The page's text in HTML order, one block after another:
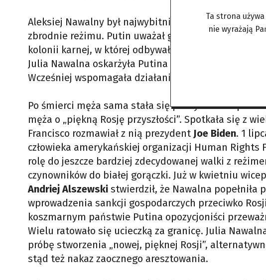
Aleksiej Nawalny był najwybitniejszym rosyjskim
zbrodnie reżimu. Putin uważał go za osobistego
kolonii karnej, w której odbywał wyrok 19 lat,
Julia Nawalna oskarżyła Putina o to, że „torturował,
Wcześniej wspomagała działania Aleksieja, ale
Po śmierci męża sama stała się politykiem.
męża o „piękną Rosję przyszłości”. Spotkała się z
Francisco rozmawiał z nią prezydent Joe Biden. 1
człowieka amerykańskiej organizacji Human Rights
rolę do jeszcze bardziej zdecydowanej walki z
czynowników do białej gorączki. Już w kwietniu
Andriej Alszewski stwierdził, że Nawalna popełniła
wprowadzenia sankcji gospodarczych przeciwko
koszmarnym państwie Putina opozycjoniści
Wielu ratowało się ucieczką za granicę. Julia
próbę stworzenia „nowej, pięknej Rosji”,
stąd też nakaz zaocznego aresztowania.
Ta strona
nie wyrażają